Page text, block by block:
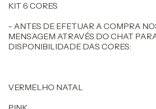
KIT 6 CORES
- ANTES DE EFETUAR A COMPRA
MENSAGEM ATRAVÉS DO CHAT
DISPONIBILIDADE DAS CORES:
VERMELHO NATAL